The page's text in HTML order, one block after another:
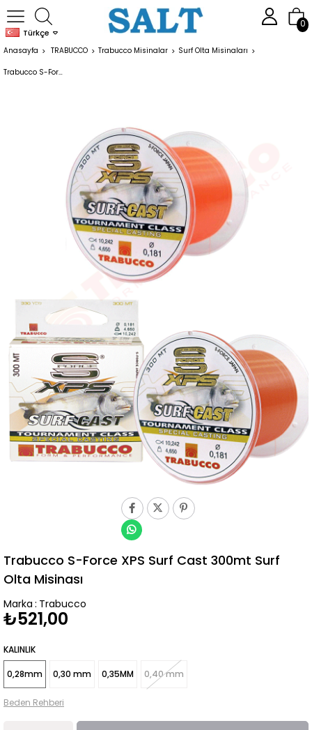
Türkçe
0
Anasayfa TRABUCCO Trabucco Misinalar Surf Olta Misinaları
Trabucco S-Force XPS Surf Cast 300mt Surf Olta Misinası
Trabucco S-Force XPS Surf Cast 300mt Surf
Olta Misinası
Marka : Trabucco
₺521,00
KALINLIK
0,28mm 0,30 mm 0,35MM 0,40 mm
Beden Rehberi